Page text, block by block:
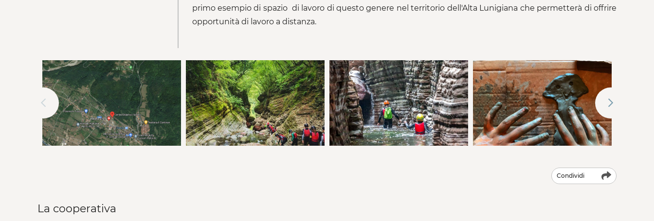
primo esempio di spazio di lavoro di questo genere nel territorio dell'Alta Lunigiana che permetterà di offrire
opportunità di lavoro a distanza.
Condividi
La cooperativa